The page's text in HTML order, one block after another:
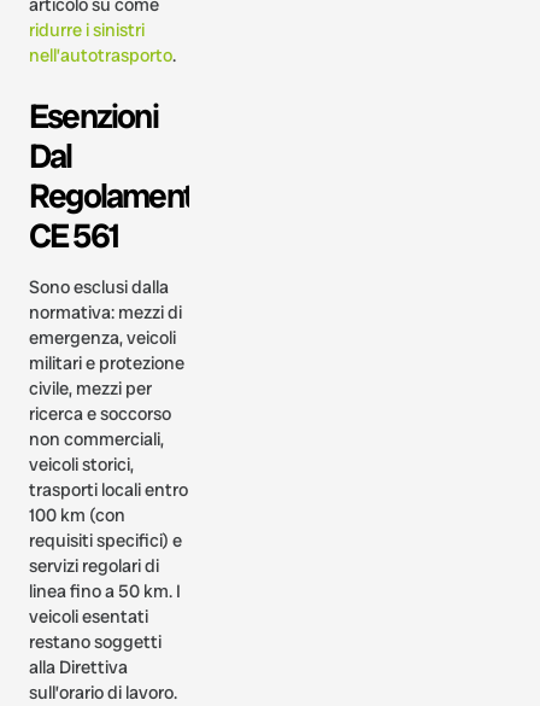
articolo su come
ridurre i sinistri
nell’autotrasporto.
Esenzioni
Dal
Regolamento
CE 561
Sono esclusi dalla
normativa: mezzi di
emergenza, veicoli
militari e protezione
civile, mezzi per
ricerca e soccorso
non commerciali,
veicoli storici,
trasporti locali entro
100 km (con
requisiti specifici) e
servizi regolari di
linea fino a 50 km. I
veicoli esentati
restano soggetti
alla Direttiva
sull’orario di lavoro.